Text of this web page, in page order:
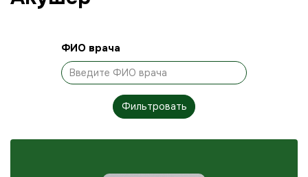
ФИО врача
Фильтровать